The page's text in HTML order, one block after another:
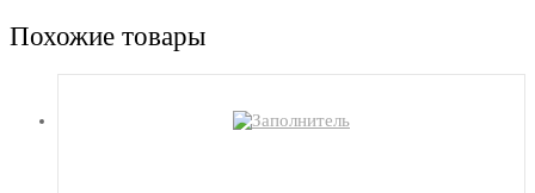
Похожие товары